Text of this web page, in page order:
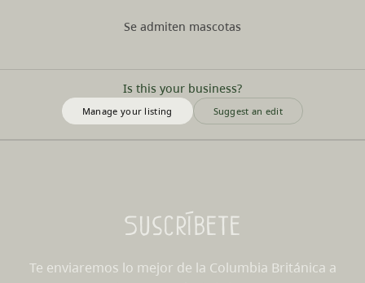
Se admiten mascotas
Is this your business?
Manage your listing Suggest an edit
Suscríbete
Te enviaremos lo mejor de la Columbia Británica a